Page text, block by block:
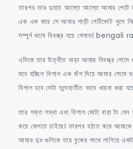
তারপর তার দুহাত আস্তে আস্তে আমার পেটে
এক এক করে সে আমার শাড়ী পেটিকোট খুলে
সম্পুর্ন ভাবে বিবস্ত্র হয়ে গেলাম।
এদিকে তার উত্থীত বাড়া আমার বিবস্ত্র পোদে
মনে হচ্ছিল বিশাল এক বাঁশ দিয়ে আমার পোদে
বিশাল হবে সেটা সন্দেহাতীত ভাবে ধারনা করা
তার শক্ত লম্বা এবং বিশাল মোটা বারা টা
করে ফেলতে চাইছে। তারপর হঠাত করে আমাকে
আমার দুধ গুলিকে তার বুকের সাথে লাগিয়ে